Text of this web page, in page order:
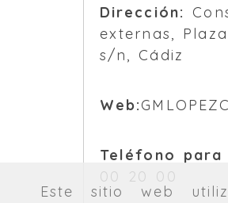
Este sitio web
Dirección:
externas,
s/n, Cádiz
Web:
Teléfono para
00 20 00